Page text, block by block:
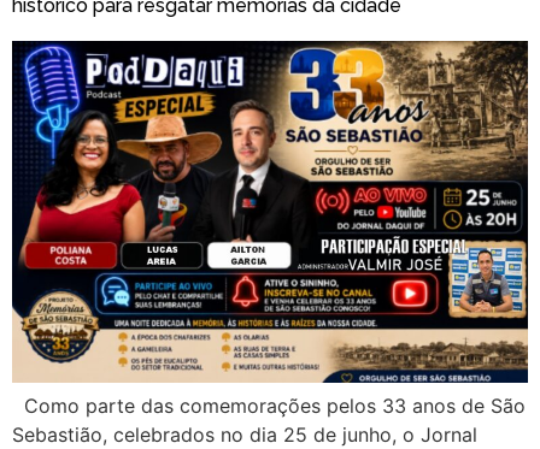
histórico para resgatar memórias da cidade
Como parte das comemorações pelos 33 anos de São
Sebastião, celebrados no dia 25 de junho, o Jornal